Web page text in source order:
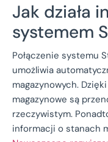
Jak działa
systemem
Połączenie systemu
umożliwia
magazynowych.
magazynowe są
rzeczywistym.
informacji o stanach